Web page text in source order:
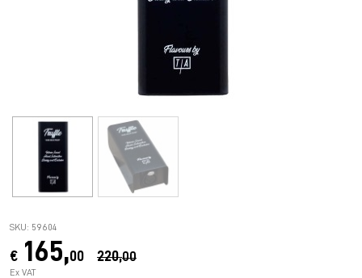
SKU: 59604
€ 165,00 220,00
Ex VAT